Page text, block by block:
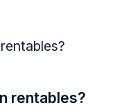
rentables?